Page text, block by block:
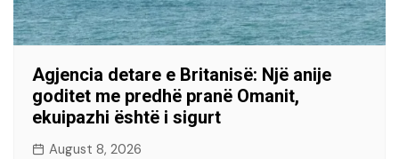
Agjencia detare e Britanisë: Një anije
goditet me predhë pranë Omanit,
ekuipazhi është i sigurt
August 8, 2026